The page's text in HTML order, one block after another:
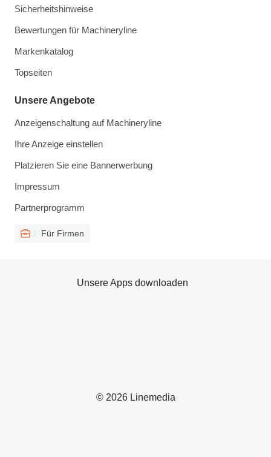
Sicherheitshinweise
Bewertungen für Machineryline
Markenkatalog
Topseiten
Unsere Angebote
Anzeigenschaltung auf Machineryline
Ihre Anzeige einstellen
Platzieren Sie eine Bannerwerbung
Impressum
Partnerprogramm
Für Firmen
© 2026 Linemedia
Unsere Apps downloaden